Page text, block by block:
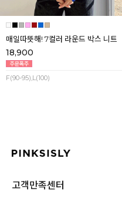
매일따뜻해! 7컬러 라운드 박스 니트
18,900
F(90-95),L(100)
고객만족센터